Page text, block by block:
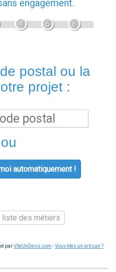
engagement.
4 5 6
postal ou la
projet :
ou
automatiquement !
liste des métiers
parViteUnDevis.com -Vous êtes un artisan ?